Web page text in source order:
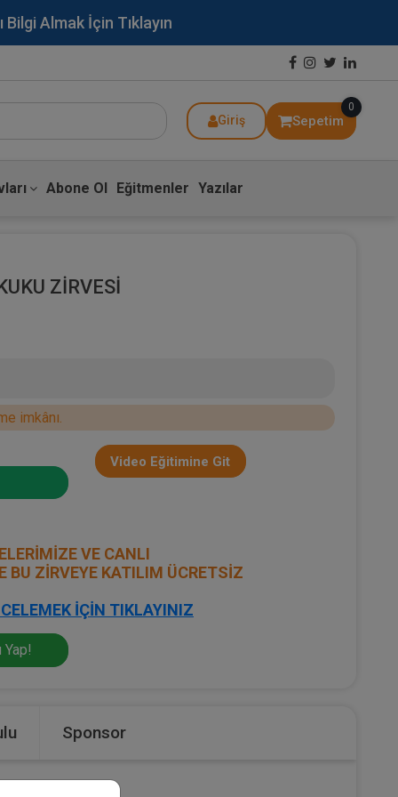
Almak İçin Tıklayın
Giriş Sepetim
0
Abone Ol Eğitmenler Yazılar
ZİRVESİ
imkânı.
Video Eğitimine Git
VE CANLI
BU ZİRVEYE KATILIM ÜCRETSİZ
İÇİN TIKLAYINIZ
Sponsor